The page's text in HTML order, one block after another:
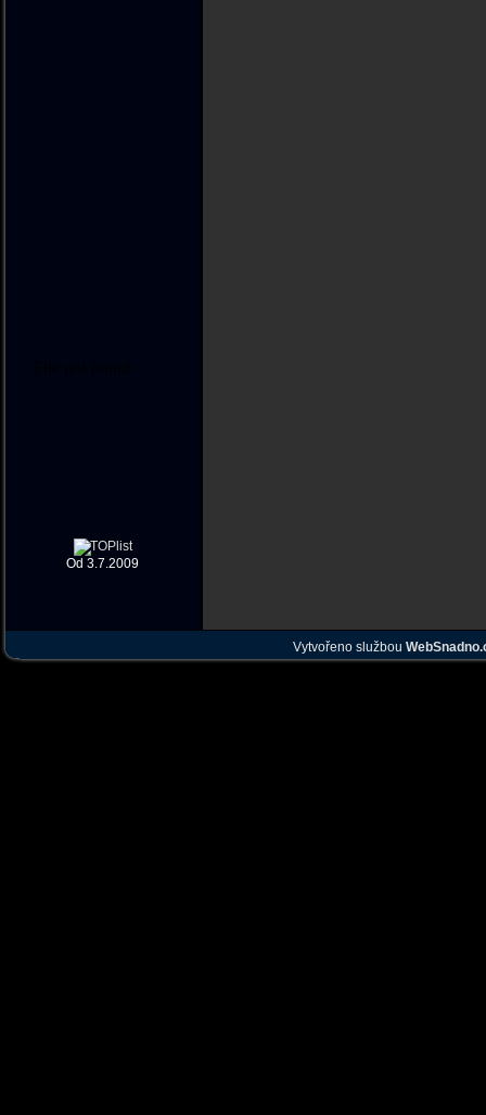
Od 3.7.2009
Vytvořeno službou